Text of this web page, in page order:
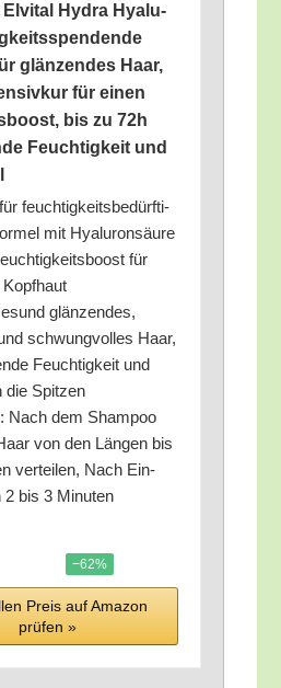
Elvi­tal Hydra Hyalu­
glän­zen­des Haar,
für einen
bis zu 72h
Feuch­tig­keit und
feuch­tig­keits­be­dürf­ti­
mit Hyalu­ron­säu­re
für
glän­zen­des,
schwung­vol­les Haar,
Feuch­tig­keit und
die Spitzen
Nach dem Sham­poo
von den Län­gen bis
ver­tei­len, Nach Ein­
bis 3 Minu­ten
−62%
Preis auf Ama­zon
prü­fen »